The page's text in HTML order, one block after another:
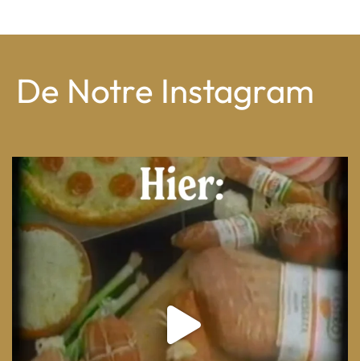
De Notre Instagram
From wood-paneled basements to candlelit condo...
8 0